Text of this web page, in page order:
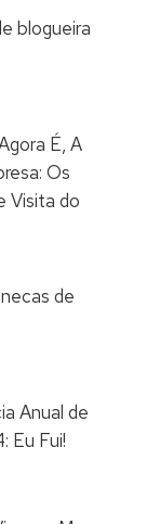
blogueira
É, A
Os
Visita do
de
Anual de
Eu Fui!